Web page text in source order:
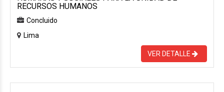
RECURSOS HUMANOS
Concluido
Lima
VER DETALLE